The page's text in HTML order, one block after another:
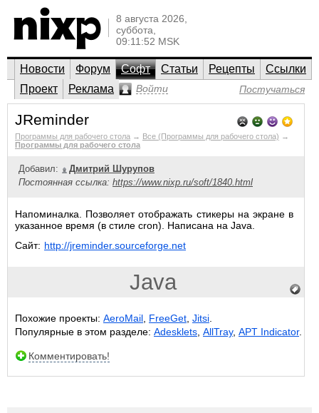
8 августа 2026,
суббота,
09:11:52 MSK
Новости Форум Софт Статьи Рецепты
Ссылки
Проект
Реклама Войти Постучаться
JReminder
Программы для рабочего стола → Все (Программы для рабочего стола) →
Программы для рабочего стола
Добавил:
Дмитрий Шурупов
Постоянная ссылка: https://www.nixp.ru/soft/1840.html
Напоминалка. Позволяет отображать стикеры на экране в
указанное время (в стиле cron). Написана на Java.
Сайт: http://jreminder.sourceforge.net
Java
Похожие проекты: AeroMail FreeGet Jitsi
Популярные в этом разделе: Adesklets AllTray, APT Indicator.
Комментировать!